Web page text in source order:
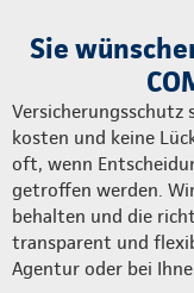
Sie
Versicherungsschutz
kosten und keine
oft, wenn
getroffen werden.
behalten und die
transparent und
Agentur oder bei